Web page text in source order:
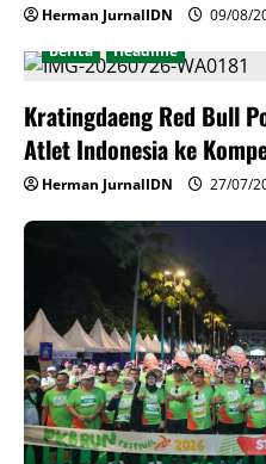
Herman JurnalIDN 09/08/
Berita
Headline
Kratingdaeng Red Bull
Atlet Indonesia ke
Herman JurnalIDN 27/07/